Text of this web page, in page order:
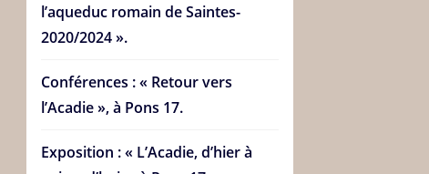
l’aqueduc romain de Saintes-
2020/2024 ».
Conférences : « Retour vers
l’Acadie », à Pons 17.
Exposition : « L’Acadie, d’hier à